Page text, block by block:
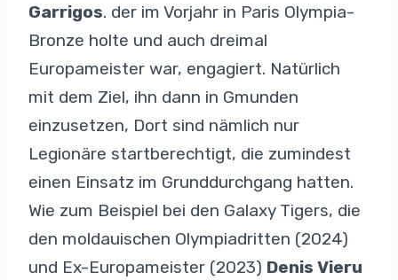
Garrigos. der im Vorjahr in Paris Olympia-
Bronze holte und auch dreimal
Europameister war, engagiert. Natürlich
mit dem Ziel, ihn dann in Gmunden
einzusetzen, Dort sind nämlich nur
Legionäre startberechtigt, die zumindest
einen Einsatz im Grunddurchgang hatten.
Wie zum Beispiel bei den Galaxy Tigers, die
den moldauischen Olympiadritten (2024)
und Ex-Europameister (2023) Denis Vieru